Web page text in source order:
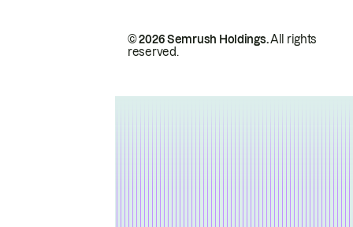
© 2026 Semrush Holdings.All rights
reserved.